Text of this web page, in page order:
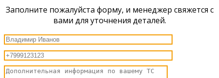
Заполните пожалуйста форму, и менеджер свяжется с
вами для уточнения деталей.